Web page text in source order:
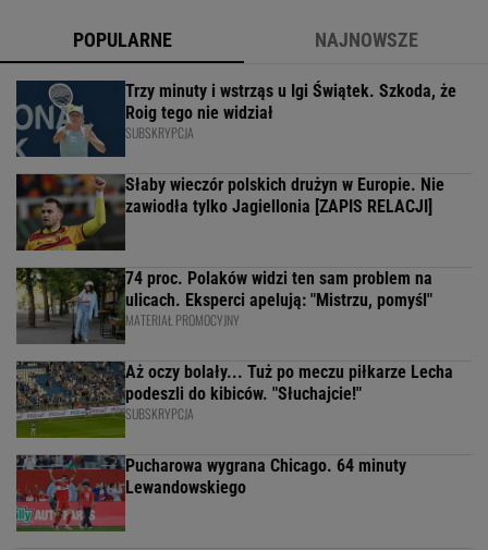
POPULARNE NAJNOWSZE
Trzy minuty i wstrząs u Igi Świątek. Szkoda, że
Roig tego nie widział
SUBSKRYPCJA
Słaby wieczór polskich drużyn w Europie. Nie
zawiodła tylko Jagiellonia [ZAPIS RELACJI]
74 proc. Polaków widzi ten sam problem na
ulicach. Eksperci apelują: "Mistrzu, pomyśl"
MATERIAŁ PROMOCYJNY
Aż oczy bolały... Tuż po meczu piłkarze Lecha
podeszli do kibiców. "Słuchajcie!"
SUBSKRYPCJA
Pucharowa wygrana Chicago. 64 minuty
Lewandowskiego